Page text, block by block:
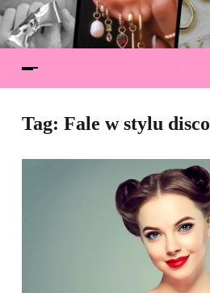
Tag: Fale w stylu disco